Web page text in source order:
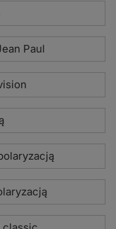
Paul